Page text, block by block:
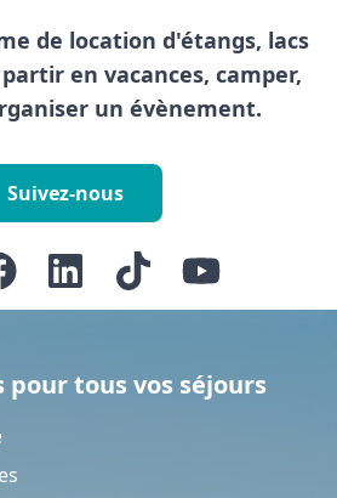
de location d'étangs, lacs
en vacances, camper,
un évènement.
Suivez-nous
tous vos séjours